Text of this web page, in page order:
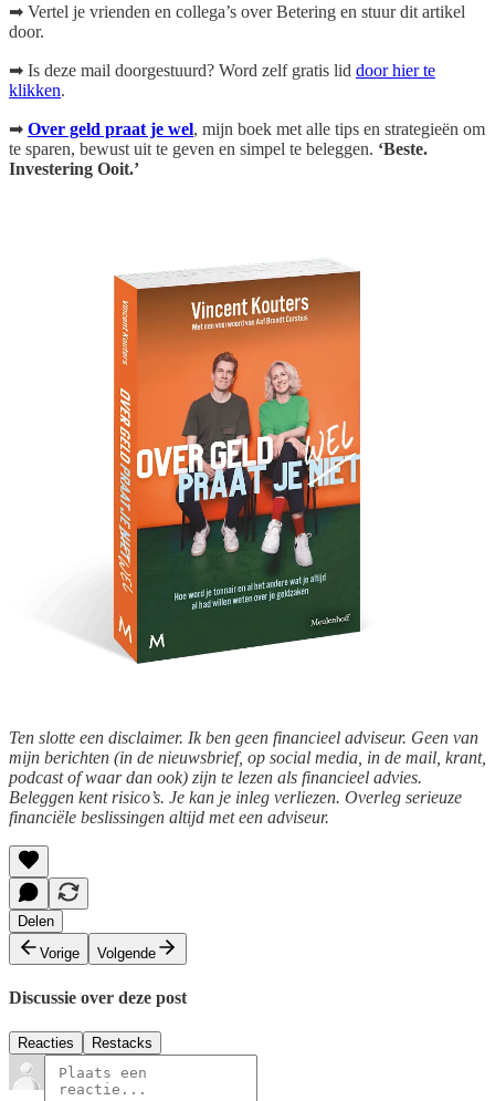
➡ Vertel je vrienden en collega’s over Betering en stuur dit artikel
door.
➡ Is deze mail doorgestuurd? Word zelf gratis lid door hier te
klikken.
➡ Over geld praat je wel, mijn boek met alle tips en strategieën om
te sparen, bewust uit te geven en simpel te beleggen. ‘Beste.
Investering Ooit.’
Ten slotte een disclaimer. Ik ben geen financieel adviseur. Geen van
mijn berichten (in de nieuwsbrief, op social media, in de mail, krant,
podcast of waar dan ook) zijn te lezen als financieel advies.
Beleggen kent risico’s. Je kan je inleg verliezen. Overleg serieuze
financiële beslissingen altijd met een adviseur.
Delen
Vorige
Volgende
Discussie over deze post
Reacties Restacks